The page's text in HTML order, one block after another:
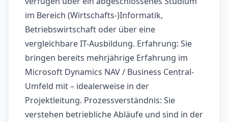
im Bereich (Wirtschafts-)Informatik,
Betriebswirtschaft oder über eine
vergleichbare IT-Ausbildung. Erfahrung: Sie
bringen bereits mehrjährige Erfahrung im
Microsoft Dynamics NAV / Business Central-
Umfeld mit – idealerweise in der
Projektleitung. Prozessverständnis: Sie
verstehen betriebliche Abläufe und sind in der